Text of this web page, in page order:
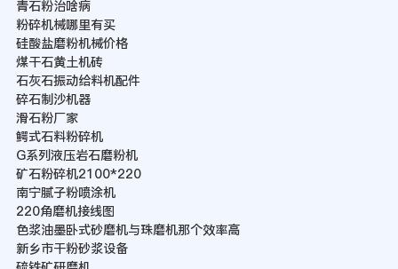
青石粉治啥病
粉碎机械哪里有买
硅酸盐磨粉机械价格
煤干石黄土机砖
石灰石振动给料机配件
碎石制沙机器
滑石粉厂家
鳄式石料粉碎机
G系列液压岩石磨粉机
矿石粉碎机2100*220
南宁腻子粉喷涂机
220角磨机接线图
色浆油墨卧式砂磨机与珠磨机那个效率高
新乡市干粉砂浆设备